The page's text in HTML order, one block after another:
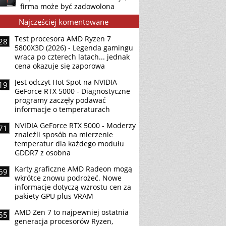
firma może być zadowolona
Najczęściej komentowane
Test procesora AMD Ryzen 7
5800X3D (2026) - Legenda gamingu
wraca po czterech latach... jednak
cena okazuje się zaporowa
Jest odczyt Hot Spot na NVIDIA
GeForce RTX 5000 - Diagnostyczne
programy zaczęły podawać
informacje o temperaturach
NVIDIA GeForce RTX 5000 - Moderzy
znaleźli sposób na mierzenie
temperatur dla każdego modułu
GDDR7 z osobna
Karty graficzne AMD Radeon mogą
wkrótce znowu podrożeć. Nowe
informacje dotyczą wzrostu cen za
pakiety GPU plus VRAM
AMD Zen 7 to najpewniej ostatnia
generacja procesorów Ryzen,